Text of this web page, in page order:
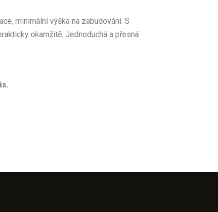
minimální výška na zabudování. S
okamžitě. Jednoduchá a přesná